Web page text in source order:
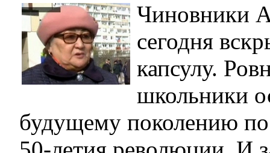
Чиновники
сегодня
капсулу.
школьники
будущему поколению